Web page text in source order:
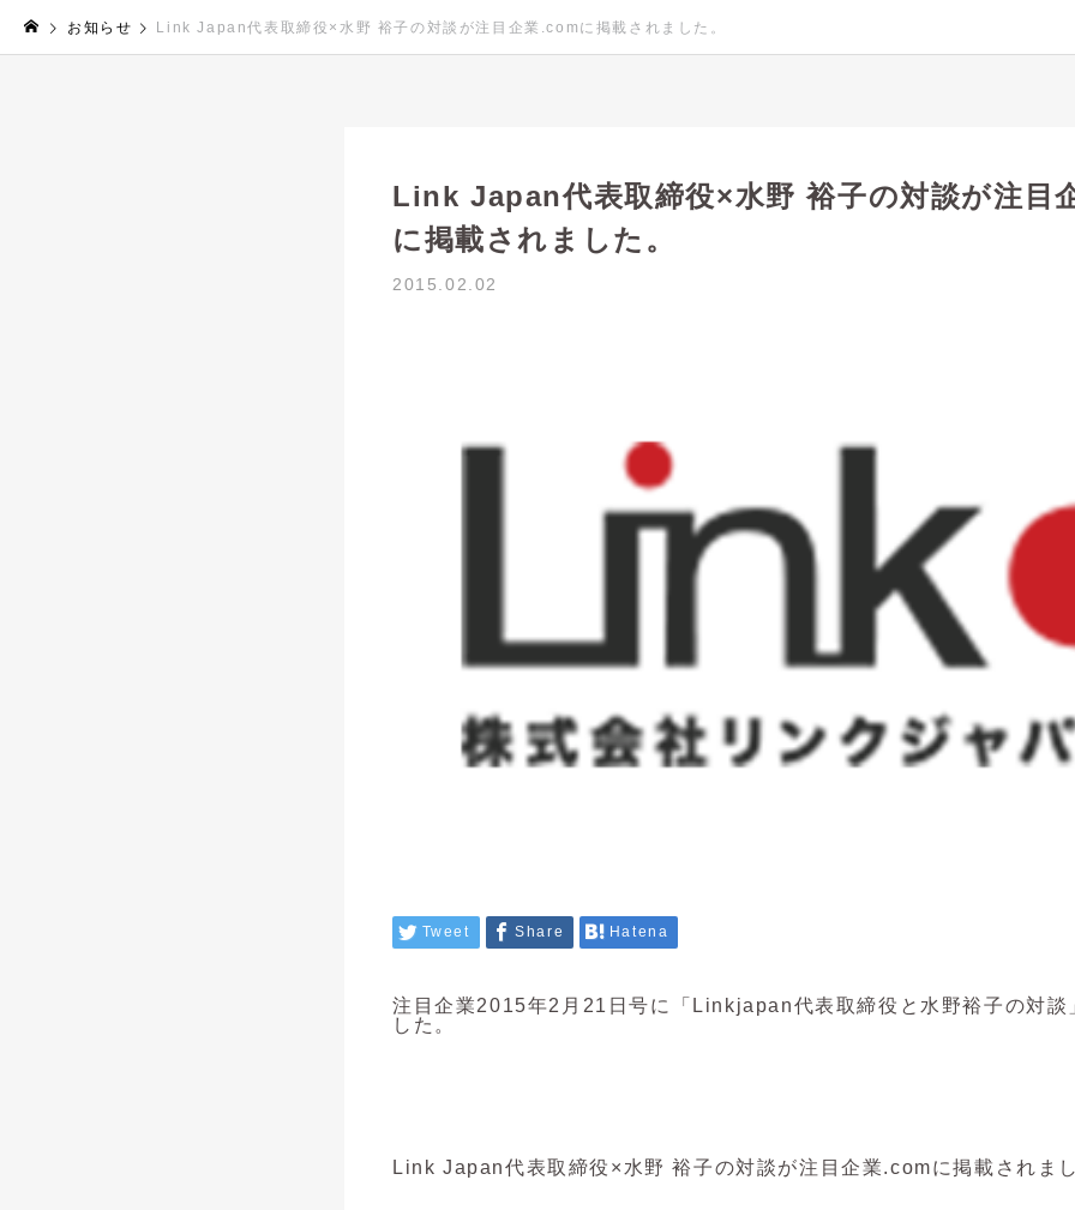
お知らせ Link Japan代表取締役×水野 裕子の対談が注目企業.comに掲載されました。
Link Japan代表取締役×水野 裕子の対談が注目
に掲載されました。
2015.02.02
Tweet Share Hatena
注目企業2015年2月21日号に「Linkjapan代表取締役と水野裕子の対談
した。
Link Japan代表取締役×水野 裕子の対談が注目企業.comに掲載されまし